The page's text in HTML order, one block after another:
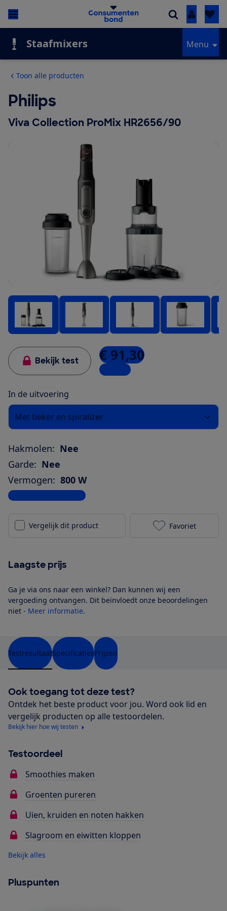
Inloggen
Staafmixers Menu
Toon alle producten
Philips
Viva Collection ProMix HR2656/90
Bekijk test € 91,30
1 winkel
In de uitvoering
Met beker en spiralizer
Hakmolen: Nee
Garde: Nee
Vermogen: 800 W
Bekijk alle specificaties
Vergelijk dit product Philips Viva
Favoriet
Laagste prijs
Ga je via ons naar een winkel? Dan kunnen wij een
vergoeding ontvangen. Dit beïnvloedt onze beoordelingen
niet - Meer informatie.
TestresultaatSpecificatiesPrijzen
Ook toegang tot deze test?
Ontdek het beste product voor jou. Word ook lid en
vergelijk producten op alle testoordelen.
Bekijk hier hoe wij testen
Testoordeel
Smoothies maken
Groenten pureren
Uien, kruiden en noten hakken
Slagroom en eiwitten kloppen
Bekijk alles
Pluspunten